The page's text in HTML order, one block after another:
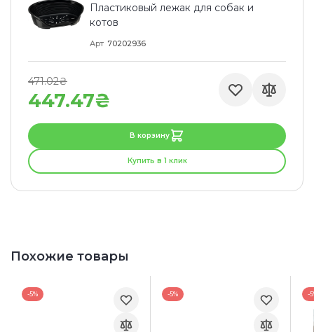
Пластиковый лежак для собак и
котов
Арт 70202936
447.47₴
471.02₴
В корзину
Купить в 1 клик
Похожие товары
-5% -5% -